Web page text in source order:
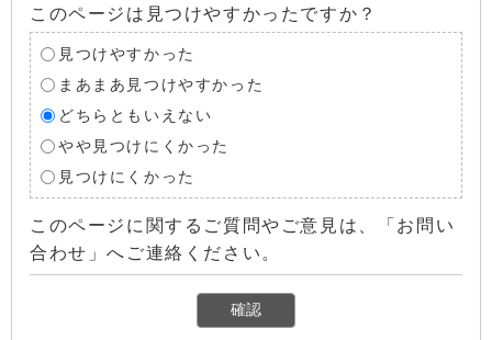
このページは見つけやすかったですか？
見つけやすかった
まあまあ見つけやすかった
どちらともいえない
やや見つけにくかった
見つけにくかった
このページに関するご質問やご意見は、「お問い
合わせ」へご連絡ください。